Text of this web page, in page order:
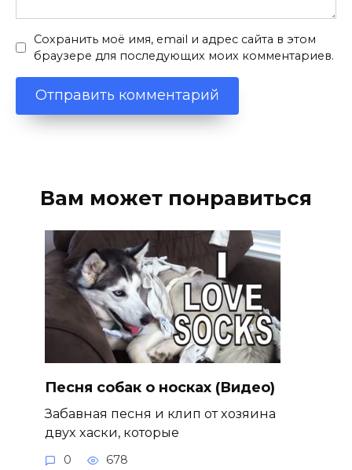
Сохранить моё имя, email и адрес сайта в этом
браузере для последующих моих комментариев.
Вам может понравиться
Песня собак о носках (Видео)
Забавная песня и клип от хозяина
двух хаски, которые
0 678